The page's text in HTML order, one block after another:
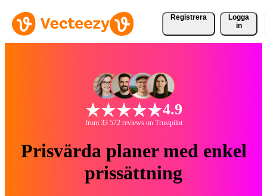
Registrera
Logga
in
4.9
from 33 572 reviews on Trustpilot
Prisvärda planer med enkel
prissättning